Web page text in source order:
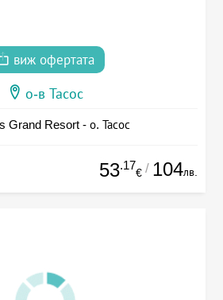
виж офертата
о-в Тасос
Grand Resort - о. Тасос
53.17
€ / 104лв.